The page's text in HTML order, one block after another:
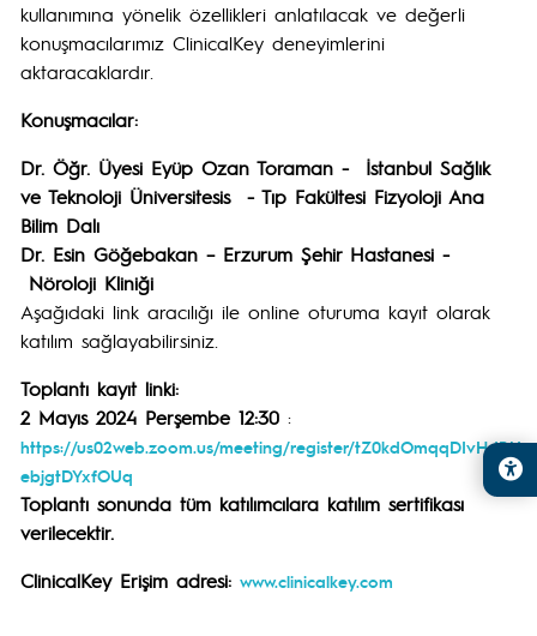
kullanımına yönelik özellikleri anlatılacak ve değerli
konuşmacılarımız ClinicalKey deneyimlerini
aktaracaklardır.
Konuşmacılar:
Dr. Öğr. Üyesi Eyüp Ozan Toraman - İstanbul Sağlık
ve Teknoloji Üniversitesis - Tıp Fakültesi Fizyoloji Ana
Bilim Dalı
Dr. Esin Göğebakan – Erzurum Şehir Hastanesi -
Nöroloji Kliniği
Aşağıdaki link aracılığı ile online oturuma kayıt olarak
katılım sağlayabilirsiniz.
Toplantı kayıt linki:
2 Mayıs 2024 Perşembe 12:30 :
https://us02web.zoom.us/meeting/register/
ebjgtDYxfOUq
Toplantı sonunda tüm katılımcılara katılım sertifikası
verilecektir.
ClinicalKey Erişim adresi: www.clinicalkey.com